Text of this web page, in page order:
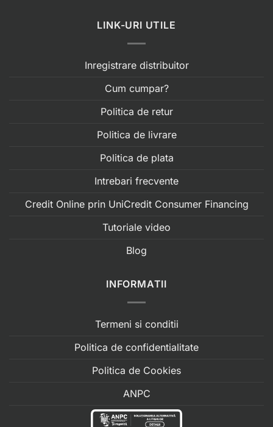
LINK-URI UTILE
Inregistrare distribuitor
Cum cumpar?
Politica de retur
Politica de livrare
Politica de plata
Intrebari frecvente
Credit Online prin UniCredit Consumer Financing
Tutoriale video
Blog
INFORMATII
Termeni si conditii
Politica de confidentialitate
Politica de Cookies
ANPC